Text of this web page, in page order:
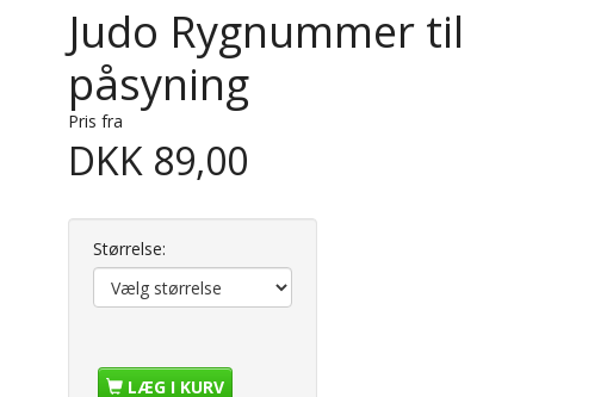
Judo Rygnummer til
påsyning
Pris fra
DKK 89,00
Størrelse:
LÆG I KURV